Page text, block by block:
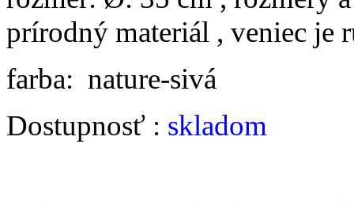
prírodný materiál , veniec je
farba: nature-sivá
Dostupnosť : skladom